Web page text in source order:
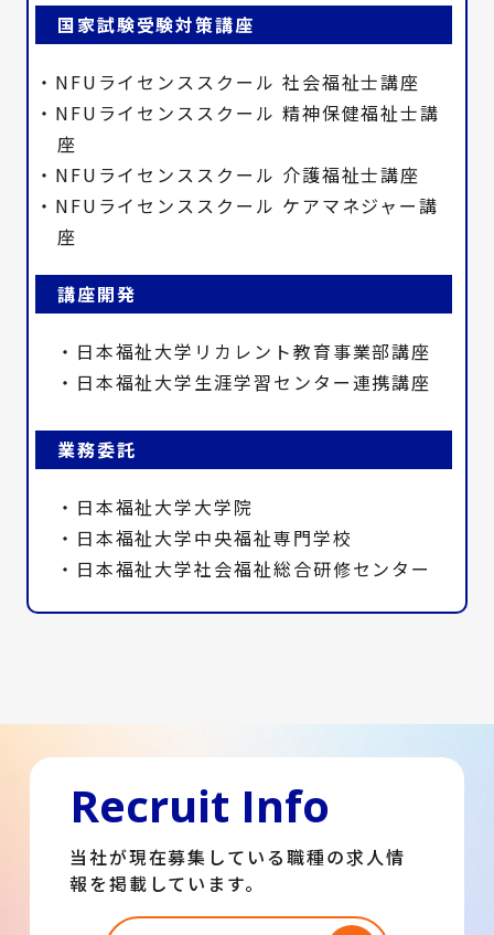
国家試験受験対策講座
・NFUライセンススクール 社会福祉士講座
・NFUライセンススクール 精神保健福祉士講
座
・NFUライセンススクール 介護福祉士講座
・NFUライセンススクール ケアマネジャー講
座
講座開発
・日本福祉大学リカレント教育事業部講座
・日本福祉大学生涯学習センター連携講座
業務委託
・日本福祉大学大学院
・日本福祉大学中央福祉専門学校
・日本福祉大学社会福祉総合研修センター
Recruit Info
当社が現在募集している職種の求人情
報を掲載しています。